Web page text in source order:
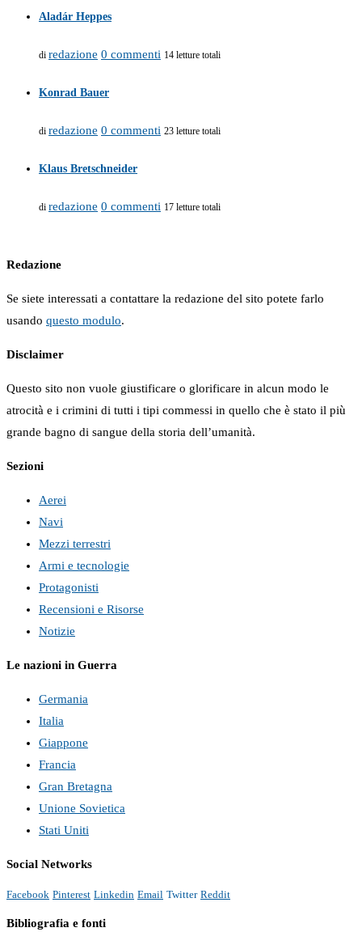
Aladár Heppes
di redazione 0 commenti 14 letture totali
Konrad Bauer
di redazione 0 commenti 23 letture totali
Klaus Bretschneider
di redazione 0 commenti 17 letture totali
Redazione
Se siete interessati a contattare la redazione del sito potete farlo
usando questo modulo.
Disclaimer
Questo sito non vuole giustificare o glorificare in alcun modo le
atrocità e i crimini di tutti i tipi commessi in quello che è stato il più
grande bagno di sangue della storia dell’umanità.
Sezioni
Aerei
Navi
Mezzi terrestri
Armi e tecnologie
Protagonisti
Recensioni e Risorse
Notizie
Le nazioni in Guerra
Germania
Italia
Giappone
Francia
Gran Bretagna
Unione Sovietica
Stati Uniti
Social Networks
Facebook Pinterest Linkedin Email Twitter Reddit
Bibliografia e fonti